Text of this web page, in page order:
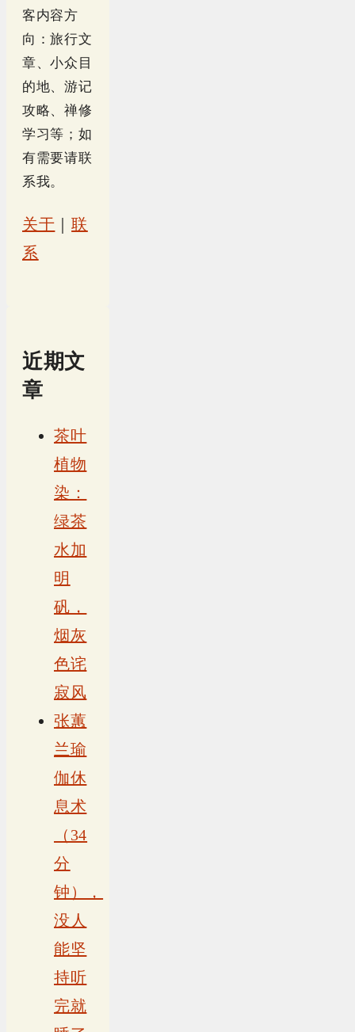
客内容方
向：旅行文
章、小众目
的地、游记
攻略、禅修
学习等；如
有需要请联
系我。
关于 ｜联
系
近期文
章
茶叶
植物
染：
绿茶
水加
明
矾，
烟灰
色诧
寂风
张蕙
兰瑜
伽休
息术
（34
分
钟），
没人
能坚
持听
完就